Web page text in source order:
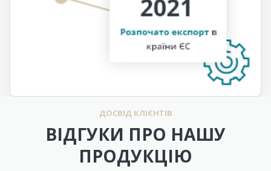
ДОСВІД КЛІЄНТІВ
ВІДГУКИ ПРО НАШУ
ПРОДУКЦІЮ